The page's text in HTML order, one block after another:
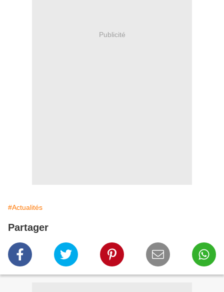
Publicité
#Actualités
Partager